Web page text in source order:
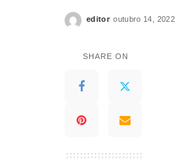
Posted
editor outubro 14, 2022
SHARE ON